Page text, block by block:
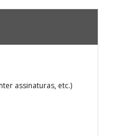
assinaturas, etc.)